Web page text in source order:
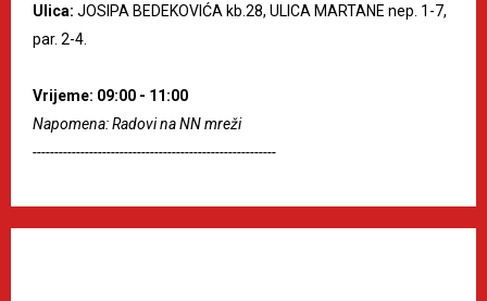
Ulica: JOSIPA BEDEKOVIĆA kb.28, ULICA MARTANE nep. 1-7,
par. 2-4.
Vrijeme: 09:00 - 11:00
Napomena: Radovi na NN mreži
--------------------------------------------------------